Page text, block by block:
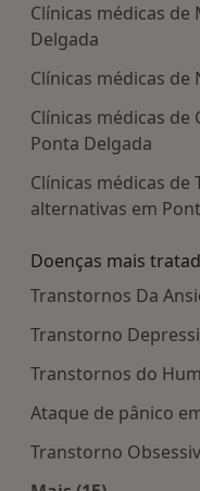
Clínicas médicas
Delgada
Clínicas médicas
Clínicas médicas
Ponta Delgada
Clínicas médicas
alternativas em
Doenças mais
Transtornos Da
Transtorno
Transtornos do
Ataque de pânico
Transtorno